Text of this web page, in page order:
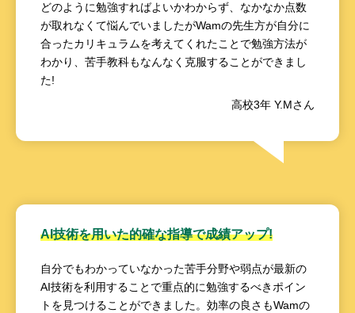
どのように勉強すればよいかわからず、なかなか点数
が取れなくて悩んでいましたがWamの先生方が自分に
合ったカリキュラムを考えてくれたことで勉強方法が
わかり、苦手教科もなんなく克服することができまし
た!
高校3年 Y.Mさん
AI技術を用いた的確な指導で成績アップ!
自分でもわかっていなかった苦手分野や弱点が最新の
AI技術を利用することで重点的に勉強するべきポイン
トを見つけることができました。効率の良さもWamの